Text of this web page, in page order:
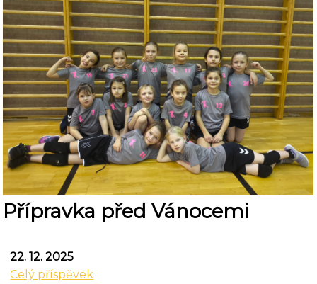
Přípravka před Vánocemi
22. 12. 2025
Celý příspěvek